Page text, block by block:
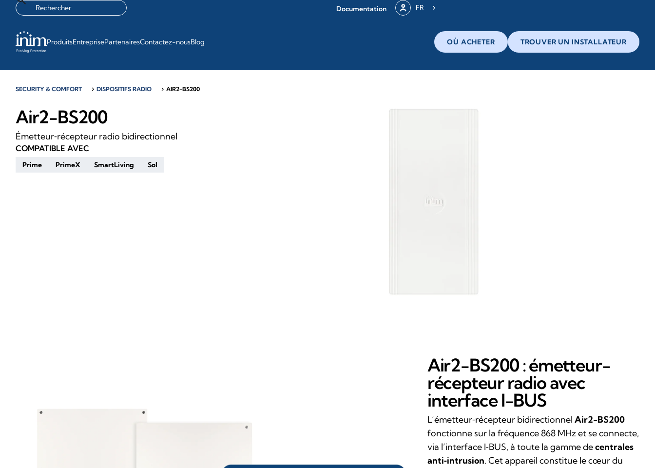
Documentation FR
ProduitsEntreprisePartenairesContactez-nousBlog OÙ ACHETER TROUVER UN INSTALLATEUR
SECURITY & COMFORT chevron_right DISPOSITIFS RADIO chevron_right AIR2-BS200
Air2-BS200
Émetteur‑récepteur radio bidirectionnel
COMPATIBLE AVEC
Prime PrimeX SmartLiving Sol
Air2-BS200 : émetteur-
récepteur radio avec
interface I-BUS
L’émetteur‑récepteur bidirectionnel Air2-BS200
fonctionne sur la fréquence 868 MHz et se connecte,
via l’interface I‑BUS, à toute la gamme decentrales
anti‑intrusion. Cet appareil constitue le cœur du